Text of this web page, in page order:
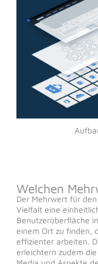
Welchen
Der Mehrwert für
Vielfalt eine
Benutzeroberfläche
einem Ort zu finden,
effizienter arbeiten.
erleichtern zudem